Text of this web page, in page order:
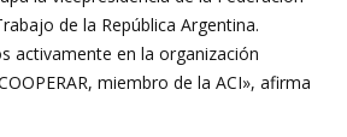
de la República Argentina.
activamente en la organización
miembro de la ACI», afirma